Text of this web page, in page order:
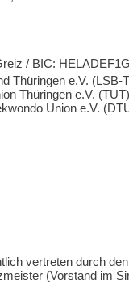
/ BIC:
Thüringen e.V. (LSB-
Thüringen e.V. (TUT)
Union e.V.
vertreten durch
(Vorstand im